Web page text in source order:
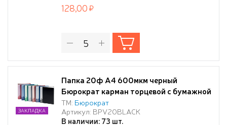
128,00
Папка 20ф A4 600мкм черный
Бюрократ карман торцевой с бумажной
вставкой
ТМ: Бюрократ
Артикул: BPV20BLACK
В наличии: 73 шт.
ЗАКЛАДКА